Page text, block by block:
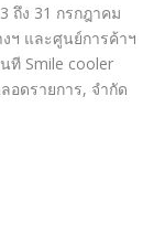
ถึง 31 กรกฎาคม
ฯ และศูนย์การค้าฯ
ที Smile cooler
อดรายการ, จำกัด